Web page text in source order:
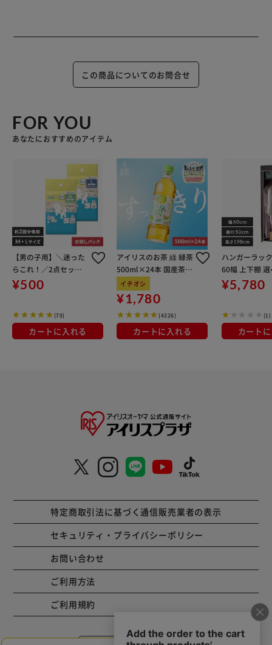
この商品についてのお問合せ
FOR YOU
あなたにおすすめのアイテム
【男の子用】＼迷った
らこれ！／2点セット
犬 おむつ ピタフィット
¥500
(70)
カートに入れる
アイリスのお茶 綠 緑茶
500ml×24本 国産茶葉
100％使用
イチオシ
¥1,780
(4326)
カートに入れる
ハンガーラッ
60幅 上下棚
バー付きクロ
ハンガー 4017
¥5,780
(1)
カート
特定商取引法に基づく通信販売業者の表示
セキュリティ・プライバシーポリシー
お問い合わせ
ご利用方法
ご利用規約